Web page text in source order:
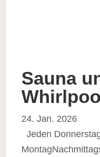
Sauna
24. Jan. 2026
Jeden